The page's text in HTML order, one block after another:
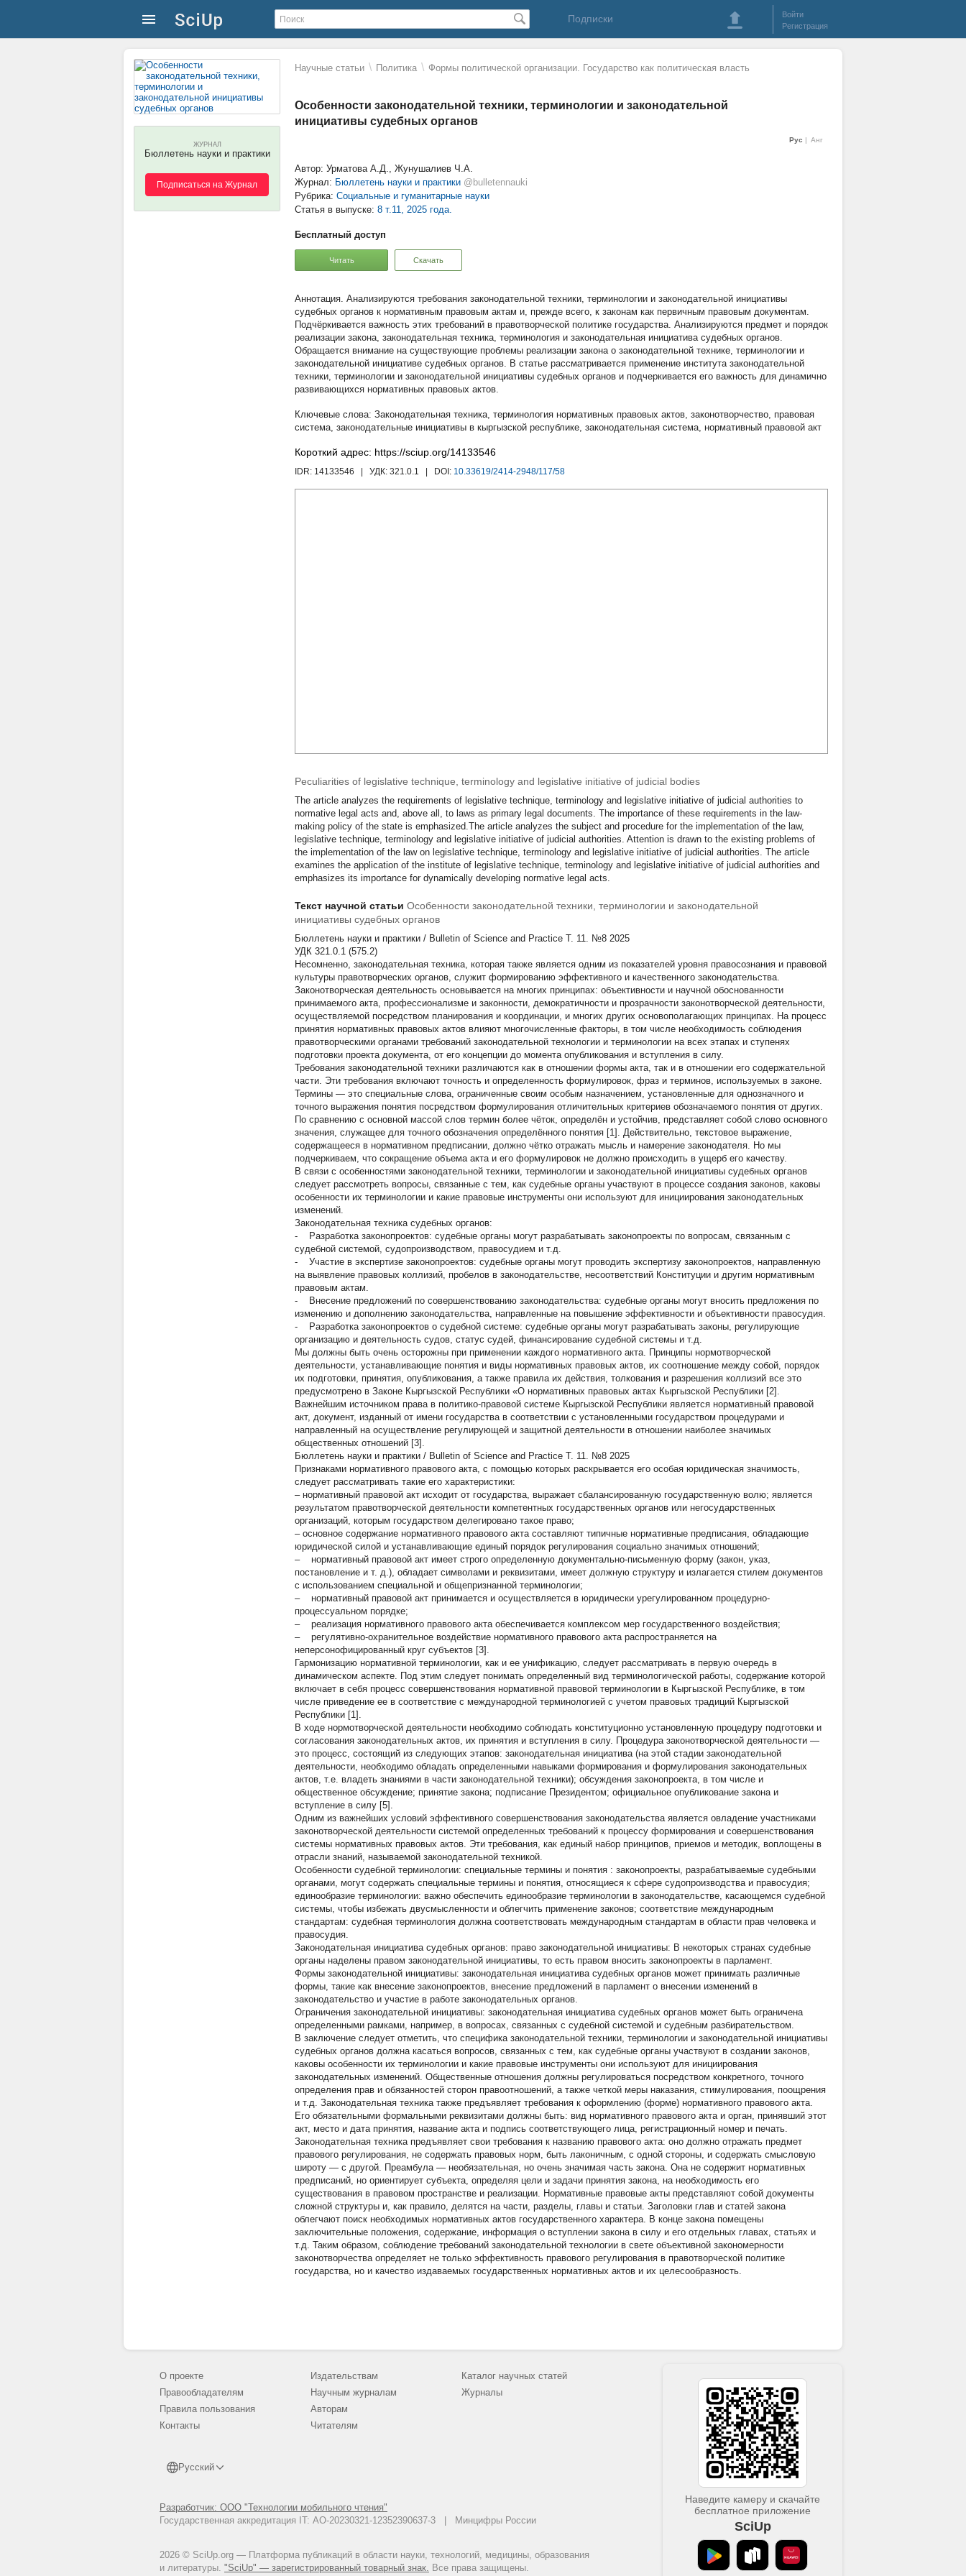
Подписки
Войти
Регистрация
Научные статьи \ Политика \ Формы политической организации. Государство как политическая власть
Особенности законодательной техники, терминологии и законодательной
инициативы судебных органов
Рус Анг
ЖУРНАЛ
Бюллетень науки и практики
Подписаться на Журнал
Автор: Урматова А.Д., Жунушалиев Ч.А.
Журнал: Бюллетень науки и практики @bulletennauki
Рубрика: Социальные и гуманитарные науки
Статья в выпуске: 8 т.11, 2025 года.
Бесплатный доступ
Читать Скачать
Анализируются требования законодательной техники, терминологии и законодательной инициативы
судебных органов к нормативным правовым актам и, прежде всего, к законам как первичным правовым документам.
Подчёркивается важность этих требований в правотворческой политике государства. Анализируются предмет и порядок
реализации закона, законодательная техника, терминология и законодательная инициатива судебных органов.
Обращается внимание на существующие проблемы реализации закона о законодательной технике, терминологии и
законодательной инициативе судебных органов. В статье рассматривается применение института законодательной
техники, терминологии и законодательной инициативы судебных органов и подчеркивается его важность для динамично
развивающихся нормативных правовых актов.
Законодательная техника, терминология нормативных правовых актов, законотворчество, правовая
система, законодательные инициативы в кыргызской республике, законодательная система, нормативный правовой акт
Короткий адрес: https://sciup.org/14133546
IDR: 14133546 | УДК: 321.0.1 | DOI: 10.33619/2414-2948/117/58
Peculiarities of legislative technique, terminology and legislative initiative of judicial bodies
The article analyzes the requirements of legislative technique, terminology and legislative initiative of judicial authorities to
normative legal acts and, above all, to laws as primary legal documents. The importance of these requirements in the law-
making policy of the state is emphasized.The article analyzes the subject and procedure for the implementation of the law,
legislative technique, terminology and legislative initiative of judicial authorities. Attention is drawn to the existing problems of
the implementation of the law on legislative technique, terminology and legislative initiative of judicial authorities. The article
examines the application of the institute of legislative technique, terminology and legislative initiative of judicial authorities and
emphasizes its importance for dynamically developing normative legal acts.
Текст научной статьи Особенности законодательной техники, терминологии и законодательной
инициативы судебных органов
Бюллетень науки и практики / Bulletin of Science and Practice Т. 11. №8 2025
УДК 321.0.1 (575.2)
Несомненно, законодательная техника, которая также является одним из показателей уровня правосознания и правовой
культуры правотворческих органов, служит формированию эффективного и качественного законодательства.
Законотворческая деятельность основывается на многих принципах: объективности и научной обоснованности
принимаемого акта, профессионализме и законности, демократичности и прозрачности законотворческой деятельности,
осуществляемой посредством планирования и координации, и многих других основополагающих принципах. На процесс
принятия нормативных правовых актов влияют многочисленные факторы, в том числе необходимость соблюдения
правотворческими органами требований законодательной технологии и терминологии на всех этапах и ступенях
подготовки проекта документа, от его концепции до момента опубликования и вступления в силу.
Требования законодательной техники различаются как в отношении формы акта, так и в отношении его содержательной
части. Эти требования включают точность и определенность формулировок, фраз и терминов, используемых в законе.
Термины — это специальные слова, ограниченные своим особым назначением, установленные для однозначного и
точного выражения понятия посредством формулирования отличительных критериев обозначаемого понятия от других.
По сравнению с основной массой слов термин более чёток, определён и устойчив, представляет собой слово основного
значения, служащее для точного обозначения определённого понятия [1]. Действительно, текстовое выражение,
содержащееся в нормативном предписании, должно чётко отражать мысль и намерение законодателя. Но мы
подчеркиваем, что сокращение объема акта и его формулировок не должно происходить в ущерб его качеству.
В связи с особенностями законодательной техники, терминологии и законодательной инициативы судебных органов
следует рассмотреть вопросы, связанные с тем, как судебные органы участвуют в процессе создания законов, каковы
особенности их терминологии и какие правовые инструменты они используют для инициирования законодательных
изменений.
Законодательная техника судебных органов:
- Разработка законопроектов: судебные органы могут разрабатывать законопроекты по вопросам, связанным с
судебной системой, судопроизводством, правосудием и т.д.
- Участие в экспертизе законопроектов: судебные органы могут проводить экспертизу законопроектов, направленную
на выявление правовых коллизий, пробелов в законодательстве, несоответствий Конституции и другим нормативным
правовым актам.
- Внесение предложений по совершенствованию законодательства: судебные органы могут вносить предложения по
изменению и дополнению законодательства, направленные на повышение эффективности и объективности правосудия.
- Разработка законопроектов о судебной системе: судебные органы могут разрабатывать законы, регулирующие
организацию и деятельность судов, статус судей, финансирование судебной системы и т.д.
Мы должны быть очень осторожны при применении каждого нормативного акта. Принципы нормотворческой
деятельности, устанавливающие понятия и виды нормативных правовых актов, их соотношение между собой, порядок
их подготовки, принятия, опубликования, а также правила их действия, толкования и разрешения коллизий все это
предусмотрено в Законе Кыргызской Республики «О нормативных правовых актах Кыргызской Республики [2].
Важнейшим источником права в политико-правовой системе Кыргызской Республики является нормативный правовой
акт, документ, изданный от имени государства в соответствии с установленными государством процедурами и
направленный на осуществление регулирующей и защитной деятельности в отношении наиболее значимых
общественных отношений [3].
Бюллетень науки и практики / Bulletin of Science and Practice Т. 11. №8 2025
Признаками нормативного правового акта, с помощью которых раскрывается его особая юридическая значимость,
следует рассматривать такие его характеристики:
– нормативный правовой акт исходит от государства, выражает сбалансированную государственную волю; является
результатом правотворческой деятельности компетентных государственных органов или негосударственных
организаций, которым государством делегировано такое право;
– основное содержание нормативного правового акта составляют типичные нормативные предписания, обладающие
юридической силой и устанавливающие единый порядок регулирования социально значимых отношений;
– нормативный правовой акт имеет строго определенную документально-письменную форму (закон, указ,
постановление и т. д.), обладает символами и реквизитами, имеет должную структуру и излагается стилем документов
с использованием специальной и общепризнанной терминологии;
– нормативный правовой акт принимается и осуществляется в юридически урегулированном процедурно-
процессуальном порядке;
– реализация нормативного правового акта обеспечивается комплексом мер государственного воздействия;
– регулятивно-охранительное воздействие нормативного правового акта распространяется на
неперсонофицированный круг субъектов [3].
Гармонизацию нормативной терминологии, как и ее унификацию, следует рассматривать в первую очередь в
динамическом аспекте. Под этим следует понимать определенный вид терминологической работы, содержание которой
включает в себя процесс совершенствования нормативной правовой терминологии в Кыргызской Республике, в том
числе приведение ее в соответствие с международной терминологией с учетом правовых традиций Кыргызской
Республики [1].
В ходе нормотворческой деятельности необходимо соблюдать конституционно установленную процедуру подготовки и
согласования законодательных актов, их принятия и вступления в силу. Процедура законотворческой деятельности —
это процесс, состоящий из следующих этапов: законодательная инициатива (на этой стадии законодательной
деятельности, необходимо обладать определенными навыками формирования и формулирования законодательных
актов, т.е. владеть знаниями в части законодательной техники); обсуждения законопроекта, в том числе и
общественное обсуждение; принятие закона; подписание Президентом; официальное опубликование закона и
вступление в силу [5].
Одним из важнейших условий эффективного совершенствования законодательства является овладение участниками
законотворческой деятельности системой определенных требований к процессу формирования и совершенствования
системы нормативных правовых актов. Эти требования, как единый набор принципов, приемов и методик, воплощены в
отрасли знаний, называемой законодательной техникой.
Особенности судебной терминологии: специальные термины и понятия : законопроекты, разрабатываемые судебными
органами, могут содержать специальные термины и понятия, относящиеся к сфере судопроизводства и правосудия;
единообразие терминологии: важно обеспечить единообразие терминологии в законодательстве, касающемся судебной
системы, чтобы избежать двусмысленности и облегчить применение законов; соответствие международным
стандартам: судебная терминология должна соответствовать международным стандартам в области прав человека и
правосудия.
Законодательная инициатива судебных органов: право законодательной инициативы: В некоторых странах судебные
органы наделены правом законодательной инициативы, то есть правом вносить законопроекты в парламент.
Формы законодательной инициативы: законодательная инициатива судебных органов может принимать различные
формы, такие как внесение законопроектов, внесение предложений в парламент о внесении изменений в
законодательство и участие в работе законодательных органов.
Ограничения законодательной инициативы: законодательная инициатива судебных органов может быть ограничена
определенными рамками, например, в вопросах, связанных с судебной системой и судебным разбирательством.
В заключение следует отметить, что специфика законодательной техники, терминологии и законодательной инициативы
судебных органов должна касаться вопросов, связанных с тем, как судебные органы участвуют в создании законов,
каковы особенности их терминологии и какие правовые инструменты они используют для инициирования
законодательных изменений. Общественные отношения должны регулироваться посредством конкретного, точного
определения прав и обязанностей сторон правоотношений, а также четкой меры наказания, стимулирования, поощрения
и т.д. Законодательная техника также предъявляет требования к оформлению (форме) нормативного правового акта.
Его обязательными формальными реквизитами должны быть: вид нормативного правового акта и орган, принявший этот
акт, место и дата принятия, название акта и подпись соответствующего лица, регистрационный номер и печать.
Законодательная техника предъявляет свои требования к названию правового акта: оно должно отражать предмет
правового регулирования, не содержать правовых норм, быть лаконичным, с одной стороны, и содержать смысловую
широту — с другой. Преамбула — необязательная, но очень значимая часть закона. Она не содержит нормативных
предписаний, но ориентирует субъекта, определяя цели и задачи принятия закона, на необходимость его
существования в правовом пространстве и реализации. Нормативные правовые акты представляют собой документы
сложной структуры и, как правило, делятся на части, разделы, главы и статьи. Заголовки глав и статей закона
облегчают поиск необходимых нормативных актов государственного характера. В конце закона помещены
заключительные положения, содержание, информация о вступлении закона в силу и его отдельных главах, статьях и
т.д. Таким образом, соблюдение требований законодательной технологии в свете объективной закономерности
законотворчества определяет не только эффективность правового регулирования в правотворческой политике
государства, но и качество издаваемых государственных нормативных актов и их целесообразность.
О проекте
Правообладателям
Правила пользования
Контакты
Русский
Разработчик: ООО "Технологии мобильного чтения"
Государственная аккредитация IT: АО-20230321-12352390637-3 | Минцифры России
2026 © SciUp.org — Платформа публикаций в области науки, технологий, медицины, образования
и литературы. "SciUp" — зарегистрированный товарный знак. Все права защищены.
Издательствам
Научным журналам
Авторам
Читателям
Каталог научных статей
Журналы
Наведите камеру и скачайте
бесплатное приложение
SciUp